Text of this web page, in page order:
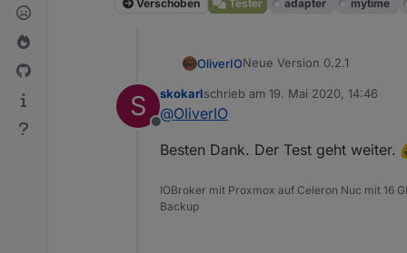
Verschoben Tester adapter mytime
OliverIONeue Version 0.2.1
der anzeige´fehler im
die Berechnung der
konfigurationswerten
S
Offline
skokarlschrieb am 19. Mai 2020, 14:46
zuletzt editiert von
@OliverIO
Besten Dank. Der Test geht weiter.
IOBroker mit Proxmox auf Celeron Nuc mit 16
Backup